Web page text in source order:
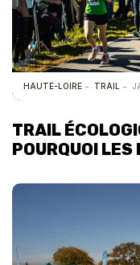
HAUTE-LOIRE TRAIL
TRAIL
POURQUOI
UN PROBLÈME)